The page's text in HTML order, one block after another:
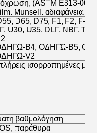
(ASTM E313-00),
Munsell, αδιαφάνεια,
D65, D75, F1, F2, F-3,
U30, U35, DLF, NBF,
B4, ΟΔΗΓΏ-B5,
V2
ισορροπημένες
βαθμολόγηση
παράθυρα